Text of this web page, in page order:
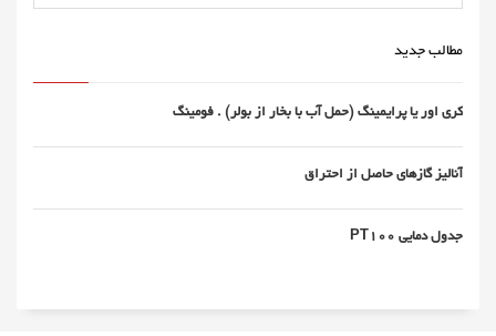
مطالب جدید
کری اور یا پرایمینگ (حمل آب با بخار از بولر) . فومینگ
آنالیز گازهای حاصل از احتراق
جدول دمایی PT100